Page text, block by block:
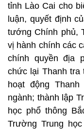
tỉnh Lào Cai cho
luận, quyết định
tướng Chính phủ,
vị hành chính các
chính quyền địa
chức lại Thanh tra
hoạt động
ngành; thành lập
học phổ thông
Trường Trung